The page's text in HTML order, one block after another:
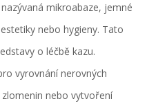
mikroabaze, jemné
nebo hygieny. Tato
o léčbě kazu.
vyrovnání nerovných
nebo vytvoření